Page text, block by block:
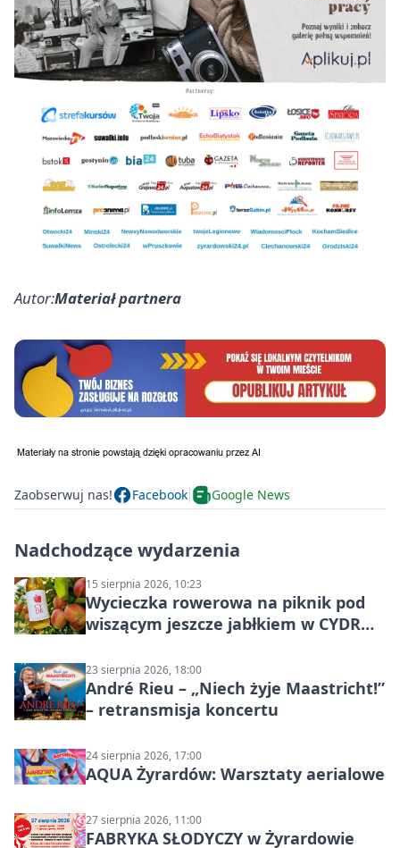
Autor:Materiał partnera
Zaobserwuj nas! Facebook Google News
Nadchodzące wydarzenia
15 sierpnia 2026, 10:23
Wycieczka rowerowa na piknik pod
wiszącym jeszcze jabłkiem w CYDR
23 sierpnia 2026, 18:00
André Rieu – „Niech żyje Maastricht!”
– retransmisja koncertu
24 sierpnia 2026, 17:00
AQUA Żyrardów: Warsztaty aerialowe
27 sierpnia 2026, 11:00
FABRYKA SŁODYCZY w Żyrardowie